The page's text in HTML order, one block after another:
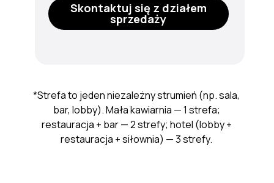
*Strefa to jeden niezależny strumień (np. sala,
bar, lobby). Mała kawiarnia — 1 strefa;
restauracja + bar — 2 strefy; hotel (lobby +
restauracja + siłownia) — 3 strefy.
Skontaktuj się z działem
sprzedaży